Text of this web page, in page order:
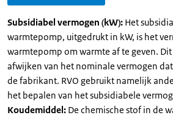
Subsidiabel vermogen (kW): Het
warmtepomp, uitgedrukt in kW, is het
warmtepomp om warmte af te geven.
afwijken van het nominale vermogen
de fabrikant. RVO gebruikt namelijk
het bepalen van het subsidiabele
Koudemiddel: De chemische stof in de